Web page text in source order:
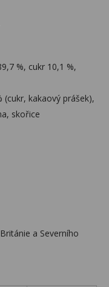
%, cukr 10,1 %,
(cukr, kakaový prášek),
skořice
a Severního